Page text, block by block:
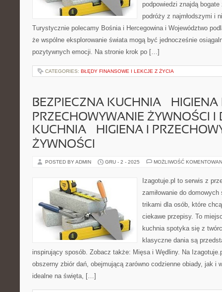
podpowiedzi znajdą
podróży z najmłodszymi i
Turystycznie polecamy Bośnia i Hercegowina i Województwo
że wspólne eksplorowanie świata mogą być jednocześnie
pozytywnych emocji. Na stronie krok po […]
CATEGORIES: BŁĘDY FINANSOWE I LEKCJE Z ŻYCIA
BEZPIECZNA KUCHNIA – HIGIENA
PRZECHOWYWANIE ŻYWNOŚCI I
KUCHNIA – HIGIENA I
ŻYWNOŚCI
POSTED BY ADMIN GRU - 2 - 2025 MOŻLIWOŚĆ
Izagotuje.pl to serwis z
zamiłowanie do
trikami dla osób, które
ciekawe przepisy. To
kuchnia spotyka się z
klasyczne dania są
inspirujący sposób. Zobacz także: Mięsa i Wędliny. Na
obszerny zbiór dań, obejmującą zarówno codzienne obiady, jak i
idealne na święta, […]